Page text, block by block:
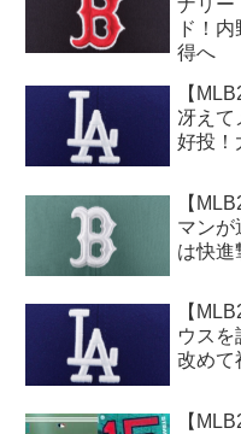
ド！
得へ
【
冴えて
好投！
【
マンが
は快進
【
ウスを
改めて
【